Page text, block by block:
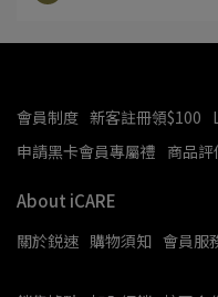
會員制度 新客註冊領$100
申請黑卡會員專屬禮 商品
About iCARE
關於鋭速 購物須知 會員服